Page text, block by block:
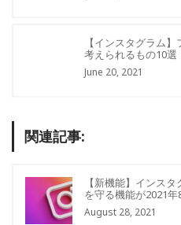
【インスタグラム
考えられるもの10選
June 20, 2021
関連記事:
【新機能】インス
を守る機能が2021年
August 28, 2021